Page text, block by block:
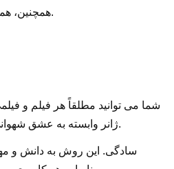
همچنین، همه افراد کامپیوتر ندارند.
شما می توانید مطلقاً هر فیلم و
ژانر وابسته به عشق شهوانی و هم در پورنو صریح.
سادگی. این روش به دانش و